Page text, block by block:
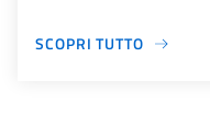
SCOPRI TUTTO